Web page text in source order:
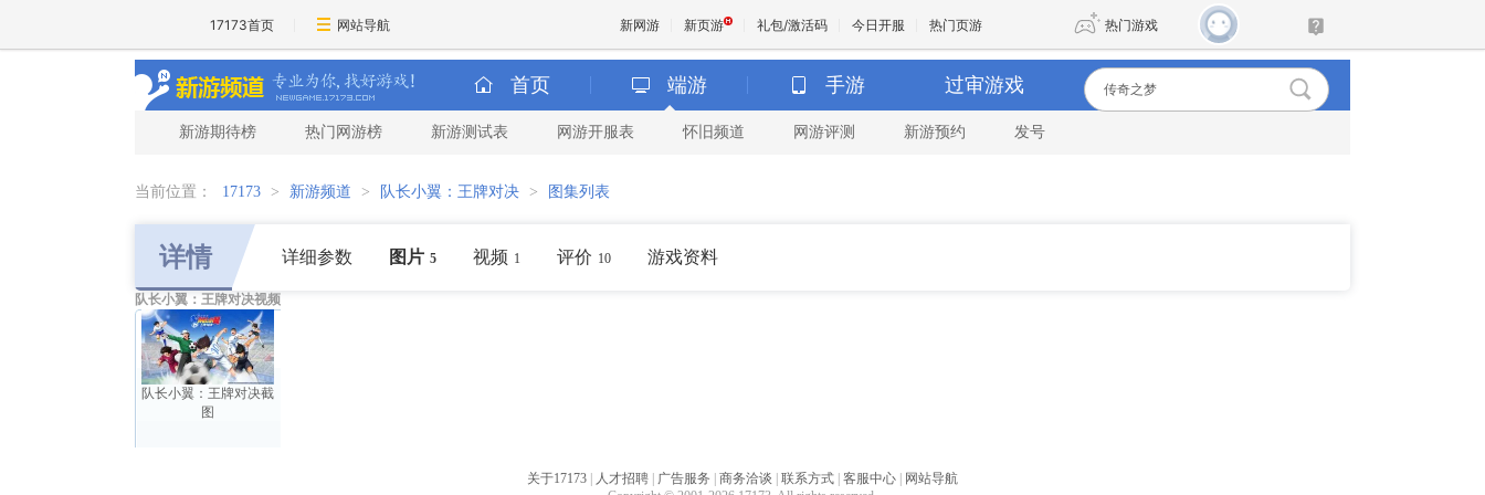
17173首页 网站导航 新网游 新页游 礼包/激活码 今日开服 热门页游 热门游戏
魔兽 DNF
首页 端游 手游 过审游戏
新游期待榜 热门网游榜 新游测试表 网游开服表 怀旧频道 网游评测 新游预约 发号
当前位置： 17173 > 新游频道 > 队长小翼：王牌对决 > 图集列表
详情 详细参数 图片 5 视频 1 评价 10 游戏资料
队长小翼：王牌对决视频
队长小翼：王牌对决截
图
关于17173 人才招聘 广告服务 商务洽谈 联系方式 客服中心
网站导航